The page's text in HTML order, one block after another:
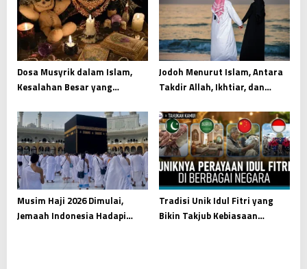
Dosa Musyrik dalam Islam,
Kesalahan Besar yang
Hati
Jodoh Menurut Islam, Antara
Takdir Allah, Ikhtiar, dan
Musim Haji 2026 Dimulai,
Jemaah Indonesia Hadapi
Tradisi Unik Idul Fitri yang
Bikin Takjub Kebiasaan